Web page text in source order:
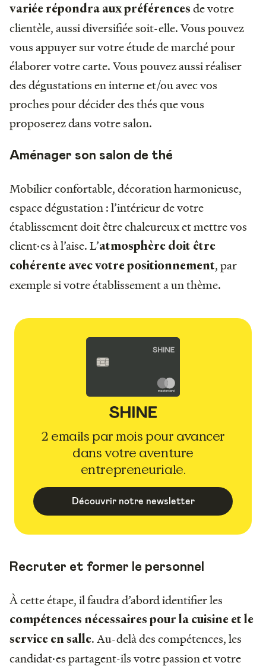
variée répondra aux préférences de votre
clientèle, aussi diversifiée soit-elle. Vous pouvez
vous appuyer sur votre étude de marché pour
élaborer votre carte. Vous pouvez aussi réaliser
des dégustations en interne et/ou avec vos
proches pour décider des thés que vous
proposerez dans votre salon.
Aménager son salon de thé
Mobilier confortable, décoration harmonieuse,
espace dégustation : l’intérieur de votre
établissement doit être chaleureux et mettre vos
client·es à l’aise. L’atmosphère doit être
cohérente avec votre positionnement, par
exemple si votre établissement a un thème.
2 emails par mois pour avancer
dans votre aventure
entrepreneuriale.
Découvrir notre newsletter
Recruter et former le personnel
À cette étape, il faudra d’abord identifier les
compétences nécessaires pour la cuisine et le
service en salle. Au-delà des compétences, les
candidat·es partagent-ils votre passion et votre